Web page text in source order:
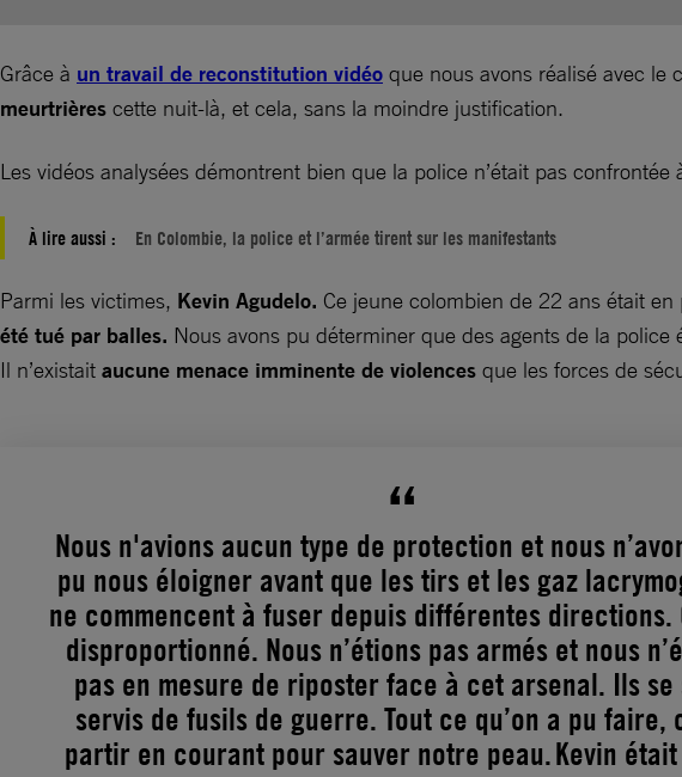
Grâce à un travail de reconstitution vidéo que nous avons réalisé avec le
meurtrières cette nuit-là, et cela, sans la moindre justification.
Les vidéos analysées démontrent bien que la police n’était pas
À lire aussi : En Colombie, la police et l’armée tirent sur les manifestants
Parmi les victimes, Kevin Agudelo. Ce jeune colombien de 22 ans était
été tué par balles. Nous avons pu déterminer que des agents de la
Il n’existait aucune menace imminente de violences que les forces de
Nous n'avions aucun type de protection et nous
pu nous éloigner avant que les tirs et les gaz
ne commencent à fuser depuis différentes directions.
disproportionné. Nous n’étions pas armés et nous
pas en mesure de riposter face à cet arsenal. Ils se
servis de fusils de guerre. Tout ce qu’on a pu faire,
partir en courant pour sauver notre peau. Kevin